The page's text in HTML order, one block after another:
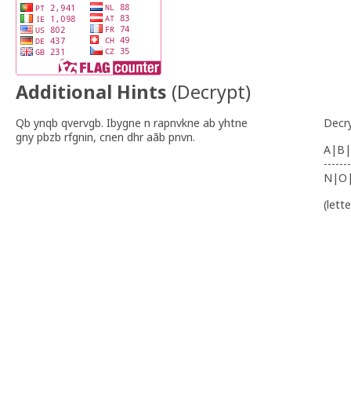
Additional Hints (Decrypt)
Qb ynqb qvervgb. Ibygne n rapnvkne ab yhtne
gny pbzb rfgnin, cnen dhr aãb pnvn.